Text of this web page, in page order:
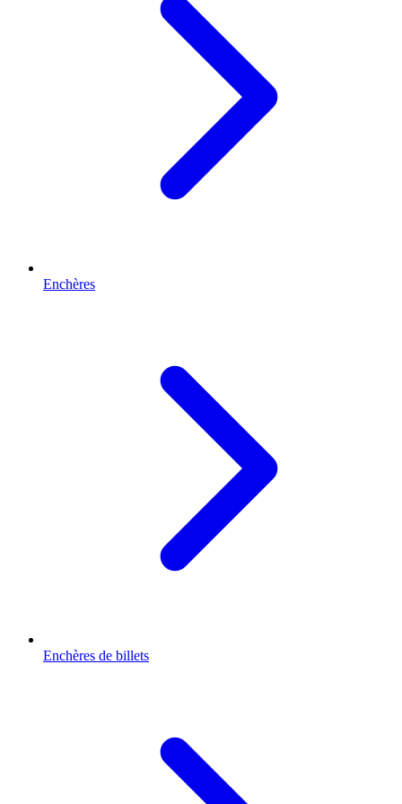
Enchères
Enchères de billets